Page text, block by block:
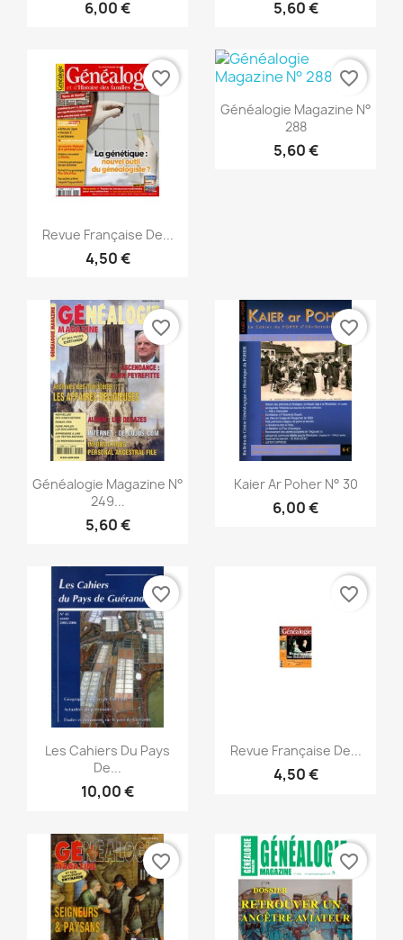
6,00 € 5,60 €
 Vorschau
Revue Française De...
4,50 €
favorite_border
Vorschau
Généalogie Magazine N°
288
5,60 €
favorite_border
Vorschau
Généalogie Magazine N°
249...
5,60 €
favorite_border
Vorschau
Kaier Ar Poher N° 30
6,00 €
favorite_border
Vorschau
Les Cahiers Du Pays
De...
10,00 €
favorite_border
 Vorschau
Revue Française De...
4,50 €
favorite_border
favorite_border favorite_border